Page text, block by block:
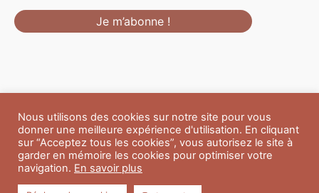
Formulaire de personnalisation Contact
Boutique
Blog
CGV
Mentions Légales
Politique de confidentialité
A propos
Copyright © 2026 Du Soleil et des Paillettes
Nous utilisons des cookies sur notre site pour vous
donner une meilleure expérience d'utilisation. En cliquant
sur “Acceptez tous les cookies”, vous autorisez le site à
garder en mémoire les cookies pour optimiser votre
navigation. En savoir plus